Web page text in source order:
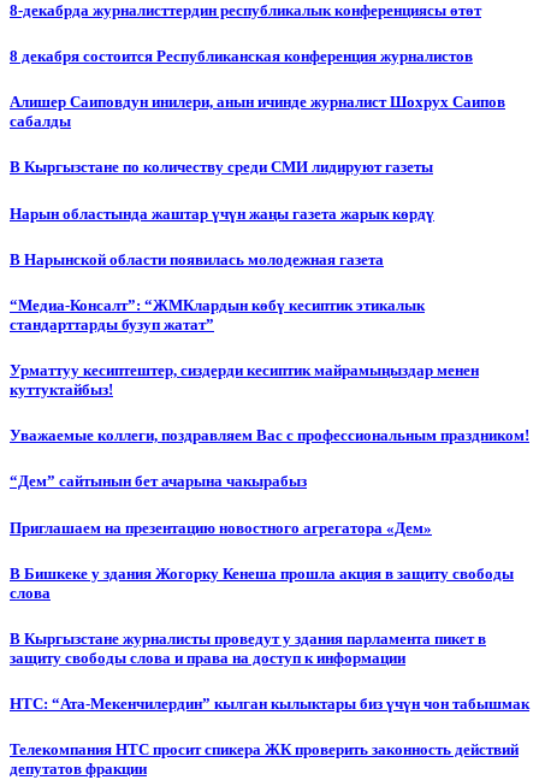
8-декабрда журналисттердин республикалык конференциясы өтөт
8 декабря состоится Республиканская конференция журналистов
Алишер Саиповдун инилери, анын ичинде журналист Шохрух Саипов
сабалды
В Кыргызстане по количеству среди СМИ лидируют газеты
Нарын областында жаштар үчүн жаңы газета жарык көрдү
В Нарынской области появилась молодежная газета
“Медиа-Консалт”: “ЖМКлардын көбү кесиптик этикалык
стандарттарды бузуп жатат”
Урматтуу кесиптештер, сиздерди кесиптик майрамыңыздар менен
куттуктайбыз!
Уважаемые коллеги, поздравляем Вас с профессиональным праздником!
“Дем” сайтынын бет ачарына чакырабыз
Приглашаем на презентацию новостного агрегатора «Дем»
В Бишкеке у здания Жогорку Кенеша прошла акция в защиту свободы
слова
В Кыргызстане журналисты проведут у здания парламента пикет в
защиту свободы слова и права на доступ к информации
НТС: “Ата-Мекенчилердин” кылган кылыктары биз үчүн чон табышмак
Телекомпания НТС просит спикера ЖК проверить законность действий
депутатов фракции